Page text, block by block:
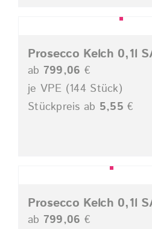
Prosecco Kelch 0,1l
ab 799,06 €
je VPE (144 Stück)
Stückpreis ab 5,55 €
Prosecco Kelch 0,1l
ab 799,06 €